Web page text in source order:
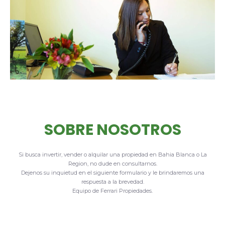
SOBRE NOSOTROS
Si busca invertir, vender o alquilar una propiedad en Bahia Blanca o La
Region, no dude en consultarnos.
Dejenos su inquietud en el siguiente formulario y le brindaremos una
respuesta a la brevedad.
Equipo de Ferrari Propiedades.